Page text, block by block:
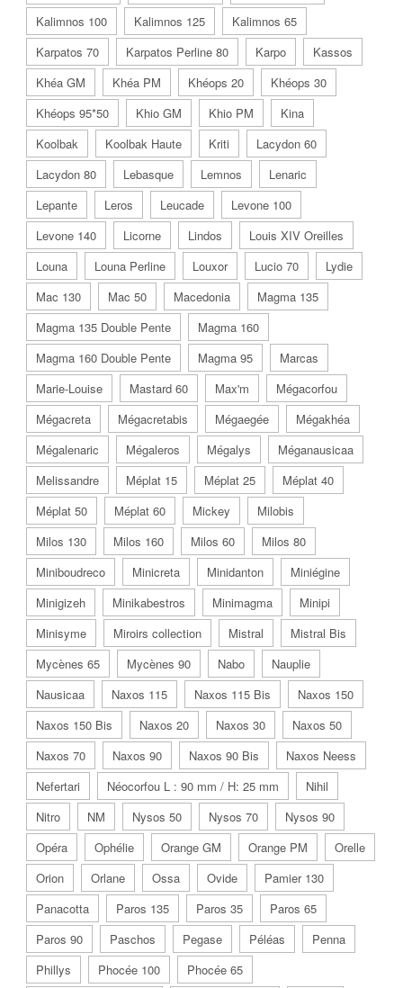
Kalimnos 100
Kalimnos 125
Kalimnos 65
Karpatos 70
Karpatos Perline 80 Karpo
Kassos
Khéa GM
Khéa PM Khéops 20
Khéops 30
Khéops 95*50
Khio GM Khio PM
Kina
Koolbak
Koolbak Haute Kriti
Lacydon 60
Lacydon 80
Lebasque Lemnos
Lenaric
Lepante
Leros Leucade
Levone 100
Levone 140
Licorne Lindos
Louis XIV Oreilles
Louna
Louna Perline Louxor Lucio 70
Lydie
Mac 130
Mac 50 Macedonia
Magma 135
Magma 135 Double Pente
Magma 160
Magma 160 Double Pente
Magma 95
Marcas
Marie-Louise
Mastard 60 Max'm
Mégacorfou
Mégacreta
Mégacretabis Mégaegée
Mégakhéa
Mégalenaric
Mégaleros Mégalys
Méganausicaa
Melissandre
Méplat 15 Méplat 25
Méplat 40
Méplat 50
Méplat 60 Mickey
Milobis
Milos 130
Milos 160 Milos 60
Milos 80
Miniboudreco
Minicreta Minidanton
Miniégine
Minigizeh
Minikabestros Minimagma
Minipi
Minisyme
Miroirs collection Mistral
Mistral Bis
Mycènes 65
Mycènes 90 Nabo
Nauplie
Nausicaa
Naxos 115 Naxos 115 Bis
Naxos 150
Naxos 150 Bis
Naxos 20 Naxos 30
Naxos 50
Naxos 70
Naxos 90 Naxos 90 Bis
Naxos Neess
Nefertari
Néocorfou L : 90 mm / H: 25 mm
Nihil
Nitro
NM Nysos 50 Nysos 70
Nysos 90
Opéra
Ophélie Orange GM Orange PM
Orelle
Orion
Orlane Ossa Ovide
Pamier 130
Panacotta
Paros 135 Paros 35
Paros 65
Paros 90
Paschos Pegase Péléas
Penna
Phillys
Phocée 100
Phocée 65